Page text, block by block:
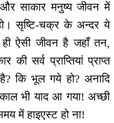
साकार मनुष्य जीवन में
हो। सृष्टि-चक्र के अन्दर ये
ऐसी जीवन है जहाँ तन,
सर्व प्राप्तियां प्राप्त
कि भूल गये हो? अनादि
भी याद आ गया! अच्छी
में हाइएस्ट हो ना!